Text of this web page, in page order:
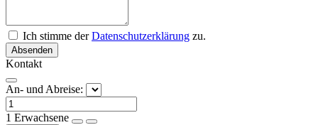
Ich stimme derDatenschutzerklärung zu.
Absenden
Kontakt
An- und Abreise:
1 Erwachsene